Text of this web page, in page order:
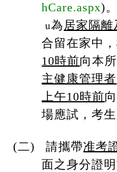
hCare.aspx)。
u為 居家隔
合留在家中
10時前向本
主健康管理者
上午10時前
場應試，考
(二)請攜帶准考
面之身分證